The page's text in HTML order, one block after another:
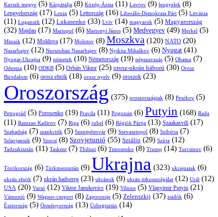
Kurszk megye (5) Kárpátalja (8) Közép-Ázsia (11) Lavrov (9) lengyelek (8)
Lengyelország (17) Lenin (5) Lettország (16) Liberális-Demokrata Párt (5) Litvánia
(11) Luganszk (12) Lukasenko (33) Lviv (14) magyarok (5) Magyarország
(32) Majdan (17) Mariupol (6) Martonyi János (5) Medvegyev (49) Merkel (5)
Minszk (12) Moldova (17) Molotov (8) Moszkva (120) NATO (20)
Nazarbajev (12) Nurszultan Nazarbajev (8) Nyikita Mihalkov (6) Nyugat (41)
Nyugat-Ukrajna (9) németek (10) Németország (19) népszavazás (5) Obama (7)
Odessza (10) ODKB (5) Orbán Viktor (25) orosz-ukrán háború (30) Orosz
Birodalom (6) orosz elnök (18) orosz nyelv (9) oroszok (23)
Oroszország (375) oroszországiak (8) Peszkov (5)
Petrográd (5) Porosenko (19) Pravda (11) Prigozsin (6) Putyin (168) Rada
(11) Ramzan Kadirov (7) Riga (6) rubel (6) Régiók Pártja (13) Szaakasvili (17)
Szabadság (7) szankciók (5) Szentpétervár (9) Szevasztopol (8) Szibéria (7)
Szlavjanszk (9) Szocsi (8) Szovjetunió (55) Sztálin (29) Szíria (12)
Tadzsikisztán (11) Taskent (7) Tbiliszi (6) Timosenko (8) Trump (14) Turcsinov (6)
Törökország (6) Türkmenisztán (9) Ukrajna (323) ukrajnaiak (6)
ukrán elnök (7) ukrán hadsereg (23) ukránok (9) ukrán titkosszolgálat (12) Urál (12)
USA (20) Varsó (12) Viktor Janukovics (19) Vilnius (5) Vlagyimir Putyin (21)
Vámunió (9) Wagner-csoport (8) Zaporozsje (5) Zelenszkij (37) zsidók (6)
Észtország (5) Örményország (13) Üzbegisztán (14)